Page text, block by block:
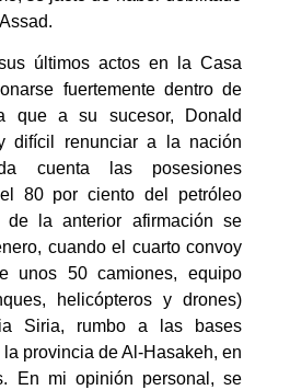
últimos actos en la Casa
fuertemente dentro de
que a su sucesor, Donald
difícil renunciar a la nación
cuenta las posesiones
80 por ciento del petróleo
de la anterior afirmación se
cuando el cuarto convoy
unos 50 camiones, equipo
helicópteros y drones)
Siria, rumbo a las bases
provincia de Al-Hasakeh, en
En mi opinión personal, se